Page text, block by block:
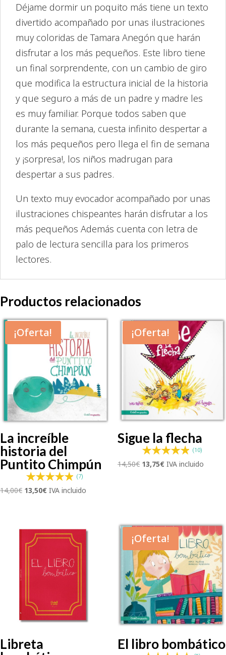
Déjame dormir un poquito más tiene un texto
divertido acompañado por unas ilustraciones
muy coloridas de Tamara Anegón que harán
disfrutar a los más pequeños. Este libro tiene
un final sorprendente, con un cambio de giro
que modifica la estructura inicial de la historia
y que seguro a más de un padre y madre les
es muy familiar. Porque todos saben que
durante la semana, cuesta infinito despertar a
los más pequeños pero llega el fin de semana
y ¡sorpresa!, los niños madrugan para
despertar a sus padres.
Un texto muy evocador acompañado por unas
ilustraciones chispeantes harán disfrutar a los
más pequeños Además cuenta con letra de
palo de lectura sencilla para los primeros
lectores.
Productos relacionados
¡Oferta!
La increíble
historia del
Puntito Chimpún
(7)
14,00€ El
14,00€.
13,50€El
13,50€.
IVA incluido
¡Oferta!
Sigue la flecha
(10)
14,50€ El
13,75€ElIVA incluido
Libreta
¡Oferta!
El libro bombático